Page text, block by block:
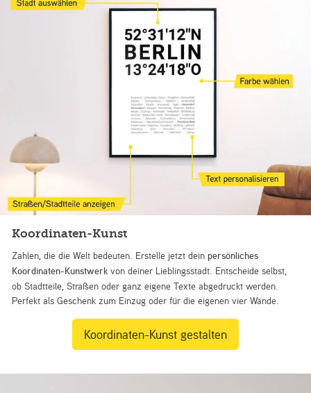
Koordinaten-Kunst
Zahlen, die die Welt bedeuten. Erstelle jetzt dein persönliches
Koordinaten-Kunstwerk von deiner Lieblingsstadt. Entscheide selbst,
ob Stadtteile, Straßen oder ganz eigene Texte abgedruckt werden.
Perfekt als Geschenk zum Einzug oder für die eigenen vier Wände.
Koordinaten-Kunst gestalten